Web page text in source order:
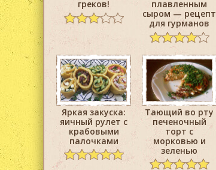
греков!
плавленным
сыром — рецепт
для гурманов
Яркая закуска:
яичный рулет с
крабовыми
палочками
Тающий во рту
печеночный
торт с
морковью и
зеленью